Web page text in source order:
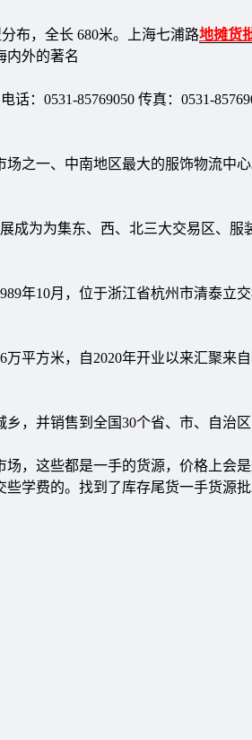
布，全长 680米。上海七浦路地摊货
内外的著名
：0531-85769050 传真：0531-
之一、中南地区最大的服饰物流中心
成为为集东、西、北三大交易区、服
年10月，位于浙江省杭州市清泰立交
平方米，自2020年开业以来汇聚来
，并销售到全国30个省、市、自治
，这些都是一手的货源，价格上会
学费的。找到了库存尾货一手货源